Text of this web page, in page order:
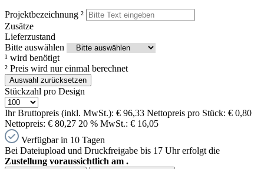
Projektbezeichnung ²
Zusätze
Lieferzustand
Bitte auswählen
¹ wird benötigt
² Preis wird nur einmal berechnet
Auswahl zurücksetzen
Stückzahl pro Design
Ihr Bruttopreis (inkl. MwSt.): € 96,33 Nettopreis pro Stück: € 0,80
Nettopreis: € 80,27 20 % MwSt.: € 16,05
Verfügbar in 10 Tagen
Bei Dateiupload und Druckfreigabe bis 17 Uhr erfolgt die
Zustellung voraussichtlich am .